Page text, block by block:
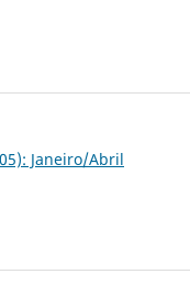
Janeiro/Abril